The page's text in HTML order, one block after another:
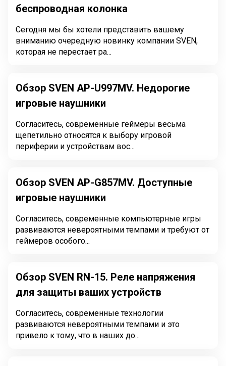
беспроводная колонка
Сегодня мы бы хотели представить вашему
вниманию очередную новинку компании SVEN,
которая не перестает ра...
Обзор SVEN AP-U997MV. Недорогие
игровые наушники
Согласитесь, современные геймеры весьма
щепетильно относятся к выбору игровой
периферии и устройствам вос...
Обзор SVEN AP-G857MV. Доступные
игровые наушники
Согласитесь, современные компьютерные игры
развиваются невероятными темпами и требуют от
геймеров особого...
Обзор SVEN RN-15. Реле напряжения
для защиты ваших устройств
Согласитесь, современные технологии
развиваются невероятными темпами и это
привело к тому, что в наших до...